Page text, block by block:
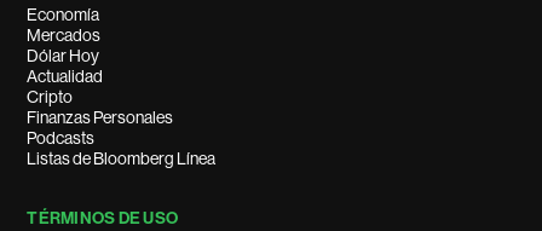
Economía
Mercados
Dólar Hoy
Actualidad
Cripto
Finanzas Personales
Podcasts
Listas de Bloomberg Línea
TÉRMINOS DE USO